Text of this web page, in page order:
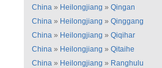
China » Heilongjiang » Qingan
China » Heilongjiang » Qinggang
China » Heilongjiang » Qiqihar
China » Heilongjiang » Qitaihe
China » Heilongjiang » Ranghulu